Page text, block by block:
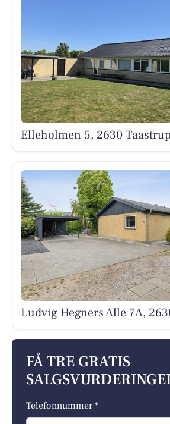
Elleholmen 5, 2630
Ludvig Hegners Alle 7A,
FÅ TRE GRATIS
Telefonnummer *